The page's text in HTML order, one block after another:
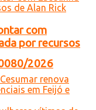
2026
com
por recursos